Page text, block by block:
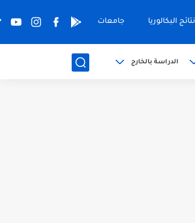
نتائج البكالوريا جامعات
الدراسة بالخارج